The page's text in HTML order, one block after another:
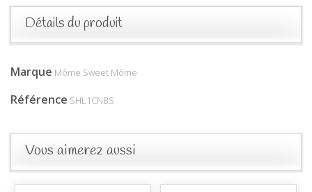
Détails du produit
Marque Môme Sweet Môme
Référence SHL1CNBS
Vous aimerez aussi